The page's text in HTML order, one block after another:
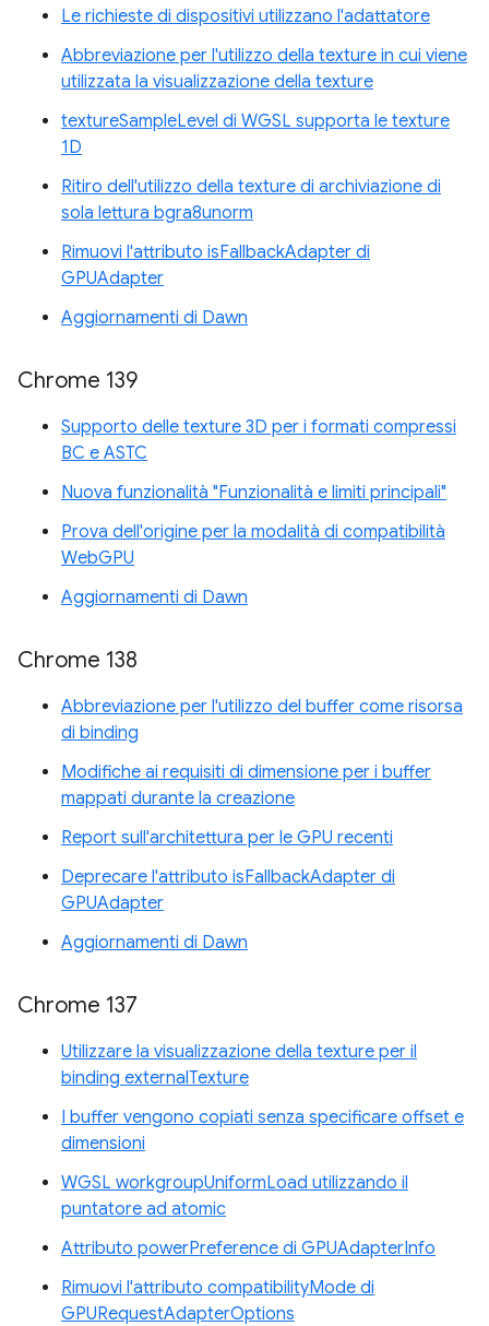
Le richieste di dispositivi utilizzano l'adattatore
Abbreviazione per l'utilizzo della texture in cui viene
utilizzata la visualizzazione della texture
textureSampleLevel di WGSL supporta le texture
1D
Ritiro dell'utilizzo della texture di archiviazione di
sola lettura bgra8unorm
Rimuovi l'attributo isFallbackAdapter di
GPUAdapter
Aggiornamenti di Dawn
Chrome 139
Supporto delle texture 3D per i formati compressi
BC e ASTC
Nuova funzionalità "Funzionalità e limiti principali"
Prova dell'origine per la modalità di compatibilità
WebGPU
Aggiornamenti di Dawn
Chrome 138
Abbreviazione per l'utilizzo del buffer come risorsa
di binding
Modifiche ai requisiti di dimensione per i buffer
mappati durante la creazione
Report sull'architettura per le GPU recenti
Deprecare l'attributo isFallbackAdapter di
GPUAdapter
Aggiornamenti di Dawn
Chrome 137
Utilizzare la visualizzazione della texture per il
binding externalTexture
I buffer vengono copiati senza specificare offset e
dimensioni
WGSL workgroupUniformLoad utilizzando il
puntatore ad atomic
Attributo powerPreference di GPUAdapterInfo
Rimuovi l'attributo compatibilityMode di
GPURequestAdapterOptions